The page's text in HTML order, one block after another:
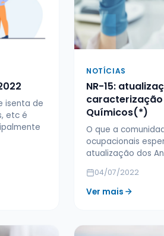
isenta de
etc é
NOTÍCIAS
NR-15:
Químicos(*)
O que a
ocupacionais
atualização dos
04/07/2022
Ver mais